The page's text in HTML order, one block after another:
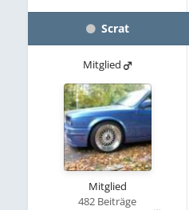
Scrat
Mitglied
Mitglied
482 Beiträge